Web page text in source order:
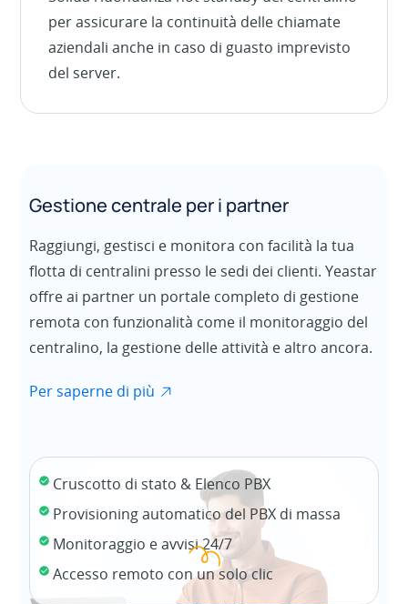
per assicurare la continuità delle chiamate
aziendali anche in caso di guasto imprevisto
del server.
Gestione centrale per i partner
Raggiungi, gestisci e monitora con facilità la tua
flotta di centralini presso le sedi dei clienti. Yeastar
offre ai partner un portale completo di gestione
remota con funzionalità come il monitoraggio del
centralino, la gestione delle attività e altro ancora.
Per saperne di più
Cruscotto di stato & Elenco PBX
Provisioning automatico del PBX di massa
Monitoraggio e avvisi 24/7
Accesso remoto con un solo clic